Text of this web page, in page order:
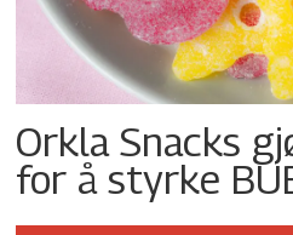
Orkla Snacks
for å styrke